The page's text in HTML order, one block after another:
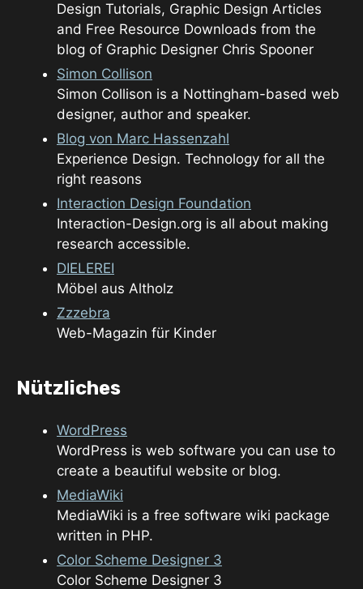
Design Tutorials, Graphic Design Articles
and Free Resource Downloads from the
blog of Graphic Designer Chris Spooner
Simon Collison
Simon Collison is a Nottingham-based web
designer, author and speaker.
Blog von Marc Hassenzahl
Experience Design. Technology for all the
right reasons
Interaction Design Foundation
Interaction-Design.org is all about making
research accessible.
DIELEREI
Möbel aus Altholz
Zzzebra
Web-Magazin für Kinder
Nützliches
WordPress
WordPress is web software you can use to
create a beautiful website or blog.
MediaWiki
MediaWiki is a free software wiki package
written in PHP.
Color Scheme Designer 3
Color Scheme Designer 3